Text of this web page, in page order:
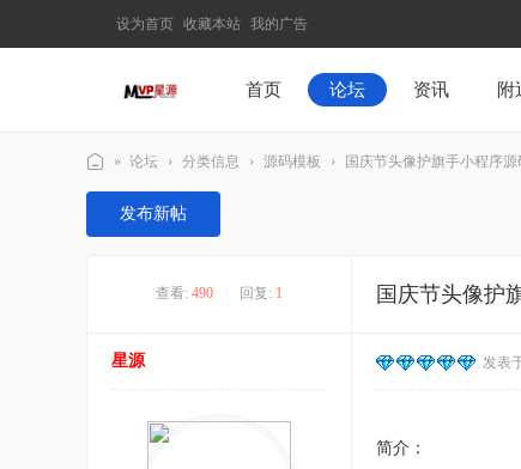
设为首页 收藏本站 我的广告
首页 论坛 资讯 附
M
» 论坛 › 分类信息 › 源码模板 › 国庆节头像护旗手小程序源
发布新帖
查看: 490 回复: 1 国庆节头像护
星源 发表
简介：